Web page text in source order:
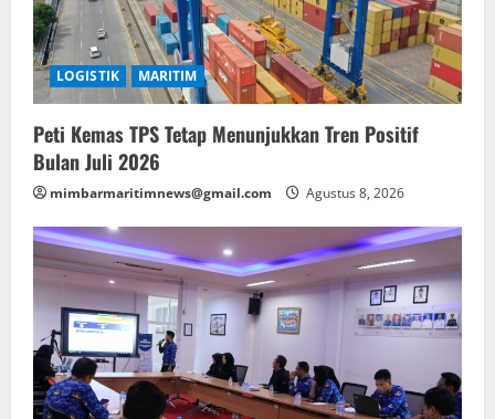
LOGISTIK MARITIM
Peti Kemas TPS Tetap Menunjukkan Tren Positif
Bulan Juli 2026
mimbarmaritimnews@gmail.com Agustus 8, 2026